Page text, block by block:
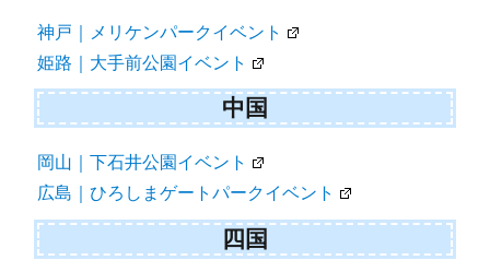
神戸｜メリケンパークイベント
姫路｜大手前公園イベント
中国
岡山｜下石井公園イベント
広島｜ひろしまゲートパークイベント
四国